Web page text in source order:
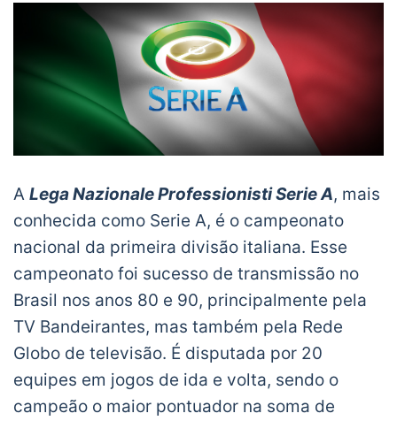
A Lega Nazionale Professionisti Serie A, mais
conhecida como Serie A, é o campeonato
nacional da primeira divisão italiana. Esse
campeonato foi sucesso de transmissão no
Brasil nos anos 80 e 90, principalmente pela
TV Bandeirantes, mas também pela Rede
Globo de televisão. É disputada por 20
equipes em jogos de ida e volta, sendo o
campeão o maior pontuador na soma de